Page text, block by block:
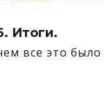
Итоги.
все это было